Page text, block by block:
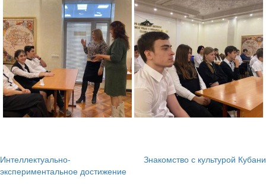
Навигация
Интеллектуально-
экспериментальное достижение
Знакомство с культурой Кубани